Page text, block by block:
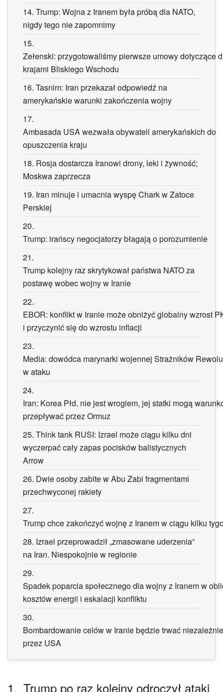
14. Trump: Wojna z Iranem była próbą dla NATO,
nigdy tego nie zapomnimy
15.
Zełenski: przygotowaliśmy pierwsze umowy dotyczące
krajami Bliskiego Wschodu
16. Tasnim: Iran przekazał odpowiedź na
amerykańskie warunki zakończenia wojny
17.
Ambasada USA wezwała obywateli amerykańskich do
opuszczenia kraju
18. Rosja dostarcza Iranowi drony, leki i żywność;
Moskwa zaprzecza
19. Iran minuje i umacnia wyspę Chark w Zatoce
Perskiej
20.
Trump: irańscy negocjatorzy błagają o porozumienie
21.
Trump kolejny raz skrytykował państwa NATO za
postawę wobec wojny w Iranie
22.
EBOR: konflikt w Iranie może obniżyć globalny wzrost
i przyczynić się do wzrostu inflacji
23.
Media: dowódca marynarki wojennej Strażników
w ataku
24.
Iran: Korea Płd. nie jest wrogiem, jej statki mogą
przepływać przez Ormuz
25. Think tank RUSI: Izrael może ciągu kilku dni
wyczerpać cały zapas pocisków balistycznych
Arrow
26. Dwie osoby zabite w Abu Zabi fragmentami
przechwyconej rakiety
27.
Trump chce zakończyć wojnę z Iranem w ciągu kilku
28. Izrael przeprowadził „zmasowane uderzenia”
na Iran. Niespokojnie w regionie
29.
Spadek poparcia społecznego dla wojny z Iranem w
kosztów energii i eskalacji konfliktu
30.
Bombardowanie celów w Iranie będzie trwać
przez USA
1. Trump po raz kolejny odroczył ataki